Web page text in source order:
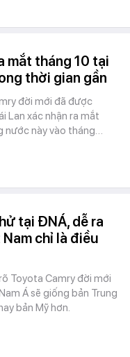
mắt tháng 10 tại
thời gian gần
đời mới đã được
Lan xác nhận ra mắt
nước này vào tháng…
tại ĐNÁ, dễ ra
chỉ là điều
Toyota Camry đời mới
Á sẽ giống bản Trung
bản Mỹ hơn.